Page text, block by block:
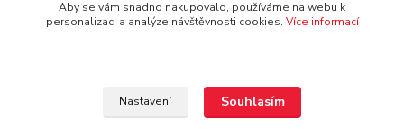
Po-Pá 9:30 - 17:30
Aby se vám snadno nakupovalo, používáme na webu k
personalizaci a analýze návštěvnosti cookies. Více informací
Nastavení Souhlasím